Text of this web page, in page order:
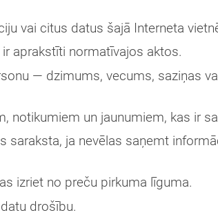
vai citus datus šajā Interneta
aprakstīti normatīvajos aktos.
— dzimums, vecums, saziņas
un jaunumiem, kas ir
saraksta, ja nevēlas saņemt
izriet no preču pirkuma līguma.
drošību.